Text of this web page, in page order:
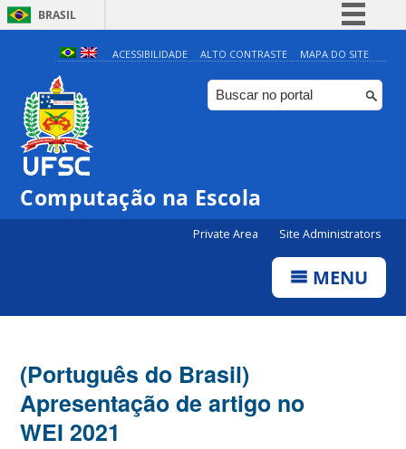
BRASIL
Simplifique!
Comunica BR
Participe
ACESSIBILIDADE ALTO CONTRASTE MAPA DO SITE
Computação na Escola
Private Area Site Administrators
MENU
(Português do Brasil)
Apresentação de artigo no
WEI 2021